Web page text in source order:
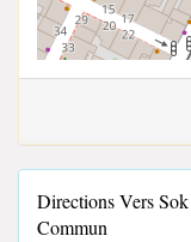
Directions Vers
Commun